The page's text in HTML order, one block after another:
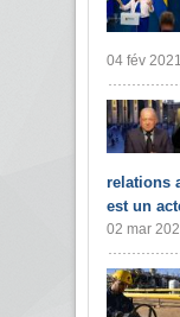
04 fév
relations
est un
02 mar